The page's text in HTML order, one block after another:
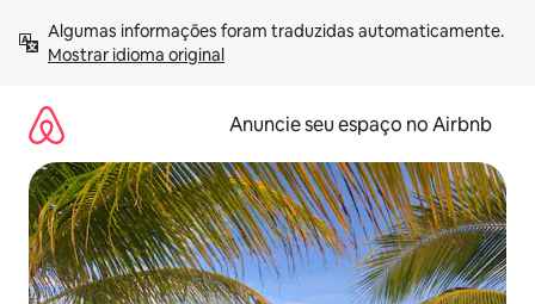
para
Mostrar idioma original
Anuncie seu espaço no Airbnb